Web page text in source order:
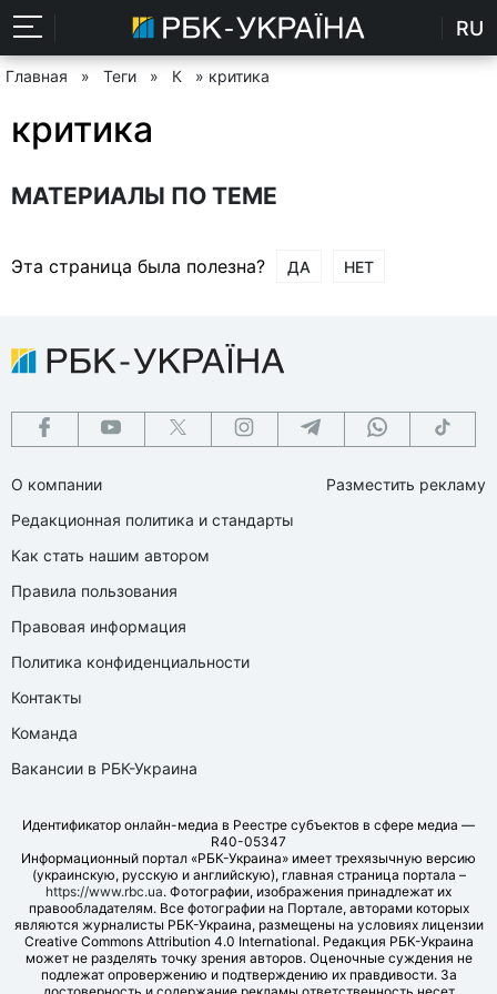
RU
Главная » Теги » К » критика
критика
МАТЕРИАЛЫ ПО ТЕМЕ
Эта страница была полезна? ДА НЕТ
О компании
Редакционная политика и стандарты
Как стать нашим автором
Правила пользования
Правовая информация
Политика конфиденциальности
Контакты
Команда
Вакансии в РБК-Украина
Разместить рекламу
Идентификатор онлайн-медиа в Реестре субъектов в сфере медиа —
R40-05347
Информационный портал «РБК-Украина» имеет трехязычную версию
(украинскую, русскую и английскую), главная страница портала –
https://www.rbc.ua. Фотографии, изображения принадлежат их
правообладателям. Все фотографии на Портале, авторами которых
являются журналисты РБК-Украина, размещены на условиях лицензии
Creative Commons Attribution 4.0 International. Редакция РБК-Украина
может не разделять точку зрения авторов. Оценочные суждения не
подлежат опровержению и подтверждению их правдивости. За